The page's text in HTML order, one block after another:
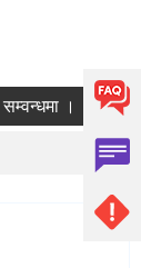
। प्रेश